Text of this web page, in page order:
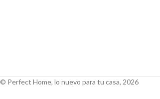
© Perfect Home, lo nuevo para tu casa, 2026